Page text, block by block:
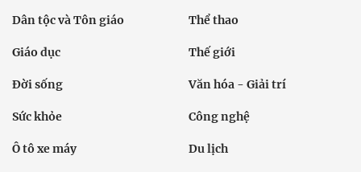
Dân tộc và Tôn giáo Thể thao
Giáo dục Thế giới
Đời sống Văn hóa - Giải trí
Sức khỏe Công nghệ
Ô tô xe máy Du lịch